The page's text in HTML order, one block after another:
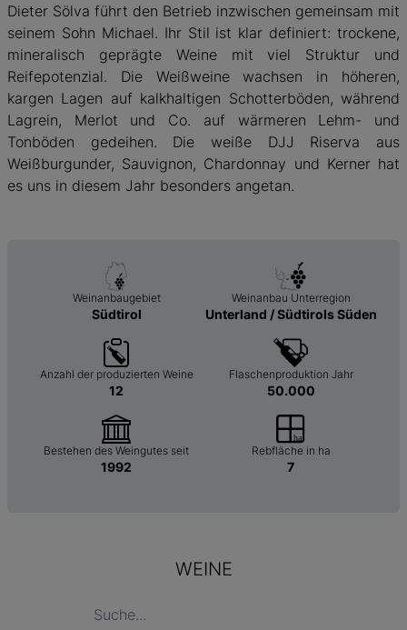
Dieter Sölva führt den Betrieb inzwischen gemeinsam mit
seinem Sohn Michael. Ihr Stil ist klar definiert: trockene,
mineralisch geprägte Weine mit viel Struktur und
Reifepotenzial. Die Weißweine wachsen in höheren,
kargen Lagen auf kalkhaltigen Schotterböden, während
Lagrein, Merlot und Co. auf wärmeren Lehm- und
Tonböden gedeihen. Die weiße DJJ Riserva aus
Weißburgunder, Sauvignon, Chardonnay und Kerner hat
es uns in diesem Jahr besonders angetan.
Weinanbaugebiet
Südtirol
Weinanbau Unterregion
Unterland / Südtirols Süden
Anzahl der produzierten Weine
12
Flaschenproduktion Jahr
50.000
Bestehen des Weingutes seit
1992
Rebfläche in ha
7
WEINE